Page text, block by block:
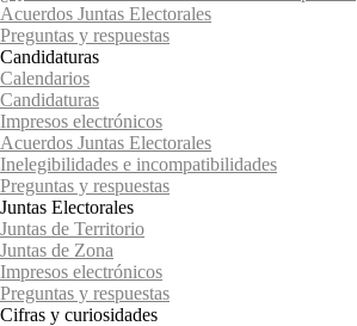
Acuerdos Juntas Electorales
Preguntas y respuestas
Candidaturas
Calendarios
Candidaturas
Impresos electrónicos
Acuerdos Juntas Electorales
Inelegibilidades e incompatibilidades
Preguntas y respuestas
Juntas Electorales
Juntas de Territorio
Juntas de Zona
Impresos electrónicos
Preguntas y respuestas
Cifras y curiosidades